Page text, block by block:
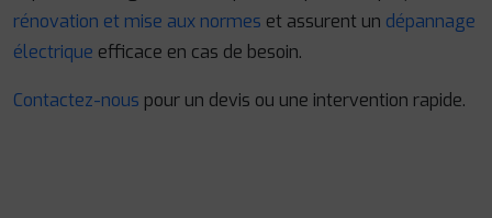
rénovation et mise aux normes et assurent un dépannage
électrique efficace en cas de besoin.
Contactez-nous pour un devis ou une intervention rapide.